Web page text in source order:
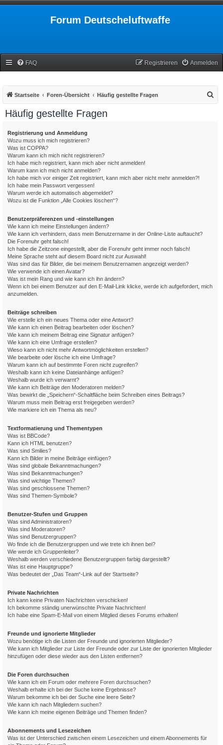
Forum Deutscheluftwaffe
FAQ Anmelden
Registrieren
Startseite Foren-Übersicht Häufig gestellte Fragen
Häufig gestellte Fragen
Registrierung und Anmeldung
Wozu muss ich mich registrieren?
Was ist COPPA?
Warum kann ich mich nicht registrieren?
Ich habe mich registriert, kann mich aber nicht anmelden!
Warum kann ich mich nicht anmelden?
Ich habe mich vor einiger Zeit registriert, kann mich aber nicht mehr anmelden?!
Ich habe mein Passwort vergessen!
Warum werde ich automatisch abgemeldet?
Wozu ist die Funktion „Alle Cookies löschen“?
Benutzerpräferenzen und -einstellungen
Wie kann ich meine Einstellungen ändern?
Wie kann ich verhindern, dass mein Benutzername in der Online-Liste auftaucht?
Die Forenuhr geht falsch!
Ich habe die Zeitzone eingestellt, aber die Forenuhr geht immer noch falsch!
Meine Sprache steht auf diesem Board nicht zur Auswahl!
Was sind das für Bilder, die bei meinem Benutzernamen angezeigt werden?
Wie verwende ich einen Avatar?
Was ist mein Rang und wie kann ich ihn ändern?
Wenn ich bei einem Benutzer auf den E-Mail-Link klicke, werde ich aufgefordert, mich
anzumelden.
Beiträge schreiben
Wie erstelle ich ein neues Thema oder eine Antwort?
Wie kann ich einen Beitrag bearbeiten oder löschen?
Wie kann ich meinem Beitrag eine Signatur anfügen?
Wie kann ich eine Umfrage erstellen?
Wieso kann ich nicht mehr Antwortmöglichkeiten erstellen?
Wie bearbeite oder lösche ich eine Umfrage?
Warum kann ich auf bestimmte Foren nicht zugreifen?
Weshalb kann ich keine Dateianhänge anfügen?
Weshalb wurde ich verwarnt?
Wie kann ich Beiträge den Moderatoren melden?
Was bewirkt die „Speichern“-Schaltfläche beim Schreiben eines Beitrags?
Warum muss mein Beitrag erst freigegeben werden?
Wie markiere ich ein Thema als neu?
Textformatierung und Thementypen
Was ist BBCode?
Kann ich HTML benutzen?
Was sind Smilies?
Kann ich Bilder in meine Beiträge einfügen?
Was sind globale Bekanntmachungen?
Was sind Bekanntmachungen?
Was sind wichtige Themen?
Was sind geschlossene Themen?
Was sind Themen-Symbole?
Benutzer-Stufen und Gruppen
Was sind Administratoren?
Was sind Moderatoren?
Was sind Benutzergruppen?
Wo finde ich die Benutzergruppen und wie trete ich ihnen bei?
Wie werde ich Gruppenleiter?
Weshalb werden verschiedene Benutzergruppen farbig dargestellt?
Was ist eine Hauptgruppe?
Was bedeutet der „Das Team“-Link auf der Startseite?
Private Nachrichten
Ich kann keine Privaten Nachrichten verschicken!
Ich bekomme ständig unerwünschte Private Nachrichten!
Ich habe eine Spam-E-Mail von einem Mitglied dieses Forums erhalten!
Freunde und ignorierte Mitglieder
Wozu benötige ich die Listen der Freunde und ignorierten Mitglieder?
Wie kann ich Mitglieder zur Liste der Freunde oder zur Liste der ignorierten Mitglieder
hinzufügen oder diese wieder aus den Listen entfernen?
Die Foren durchsuchen
Wie kann ich ein Forum oder mehrere Foren durchsuchen?
Weshalb erhalte ich bei der Suche keine Ergebnisse?
Warum bekomme ich bei der Suche eine leere Seite?
Wie kann ich nach Mitgliedern suchen?
Wie kann ich meine eigenen Beiträge und Themen finden?
Abonnements und Lesezeichen
Was ist der Unterschied zwischen einem Lesezeichen und einem Abonnements für